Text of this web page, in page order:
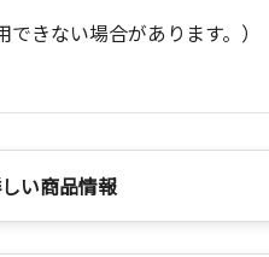
きない場合があります。）
い商品情報